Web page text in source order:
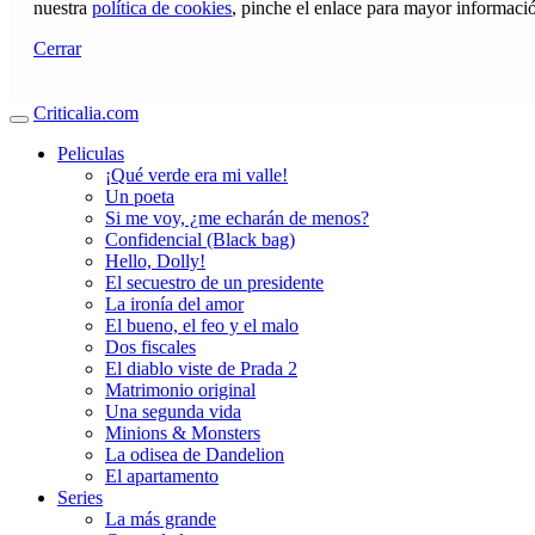
nuestra política de cookies, pinche el enlace para mayor
Cerrar
Criticalia.com
Peliculas
¡Qué verde era mi valle!
Un poeta
Si me voy, ¿me echarán de menos?
Confidencial (Black bag)
Hello, Dolly!
El secuestro de un presidente
La ironía del amor
El bueno, el feo y el malo
Dos fiscales
El diablo viste de Prada 2
Matrimonio original
Una segunda vida
Minions & Monsters
La odisea de Dandelion
El apartamento
Series
La más grande